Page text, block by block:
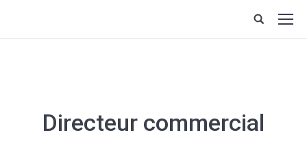
Directeur commercial